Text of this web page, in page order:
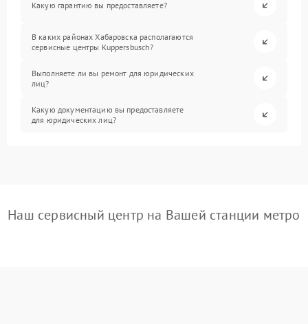
Какую гарантию вы предоставляете?
В каких районах Хабаровска располагаются
сервисные центры Kuppersbusch?
Выполняете ли вы ремонт для юридических
лиц?
Какую документацию вы предоставляете
для юридических лиц?
Наш сервисный центр на Вашей станции метро